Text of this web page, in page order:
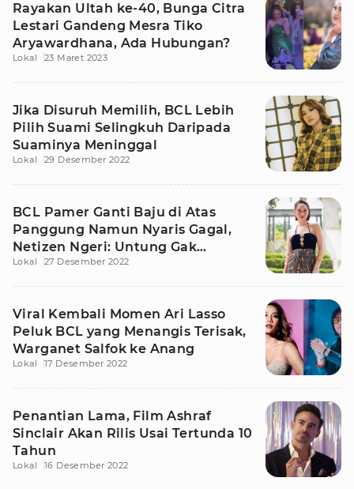
Rayakan Ultah ke-40, Bunga Citra
Lestari Gandeng Mesra Tiko
Aryawardhana, Ada Hubungan?
Lokal 23 Maret 2023
Jika Disuruh Memilih, BCL Lebih
Pilih Suami Selingkuh Daripada
Suaminya Meninggal
Lokal 29 Desember 2022
BCL Pamer Ganti Baju di Atas
Panggung Namun Nyaris Gagal,
Netizen Ngeri: Untung Gak
Melorot
Lokal 27 Desember 2022
Viral Kembali Momen Ari Lasso
Peluk BCL yang Menangis Terisak,
Warganet Salfok ke Anang
Lokal 17 Desember 2022
Penantian Lama, Film Ashraf
Sinclair Akan Rilis Usai Tertunda 10
Tahun
Lokal 16 Desember 2022